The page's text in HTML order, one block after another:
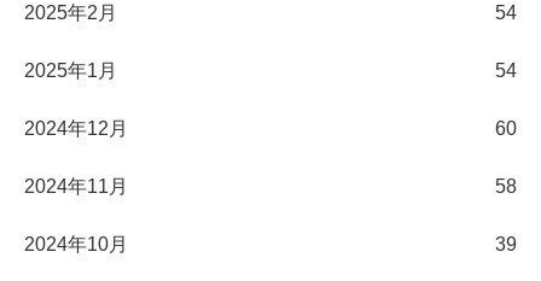
2025年2月 54
2025年1月 54
2024年12月 60
2024年11月 58
2024年10月 39